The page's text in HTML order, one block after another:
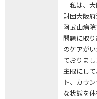
私は、大
財団大阪
阿武山病
問題に取
のケアが
ておりま
主眼にし
ト、カウ
な状態を